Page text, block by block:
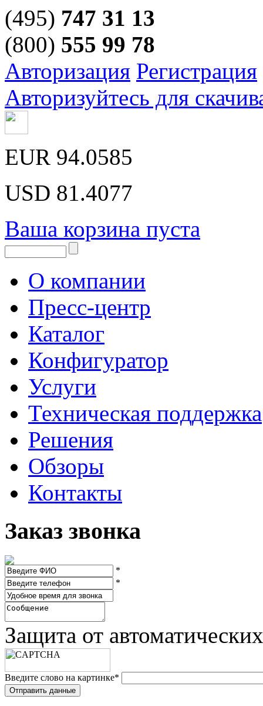
(495) 747 31 13
(800) 555 99 78
Авторизация Регистрация
Авторизуйтесь для
EUR 94.0585
USD 81.4077
Ваша корзина пуста
О компании
Пресс-центр
Каталог
Конфигуратор
Услуги
Техническая поддержка
Решения
Обзоры
Контакты
Заказ звонка
*
*
Защита от
Введите слово на картинке*